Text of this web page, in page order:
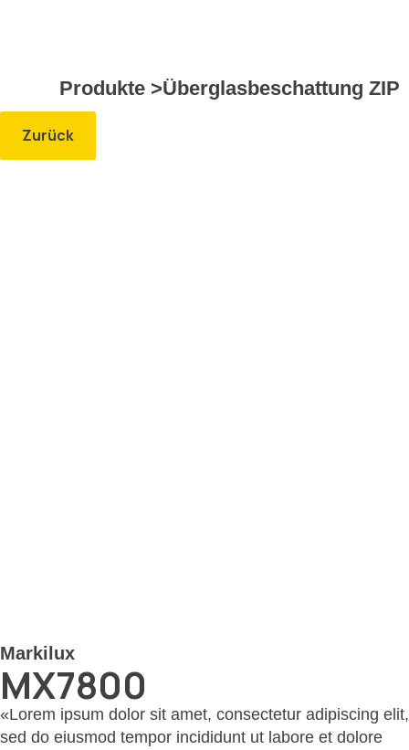
Produkte >Überglasbeschattung ZIP
Zurück
Markilux
MX7800
«Lorem ipsum dolor sit amet, consectetur adipiscing elit,
sed do eiusmod tempor incididunt ut labore et dolore